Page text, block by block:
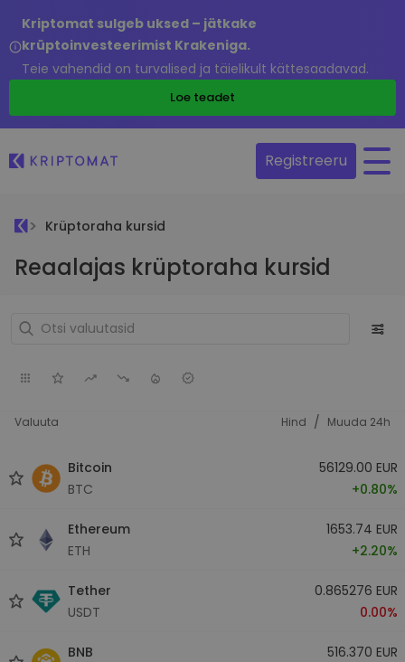
Kriptomat sulgeb uksed – jätkake
krüptoinvesteerimist Krakeniga.
Teie vahendid on turvalised ja täielikult kättesaadavad.
Loe teadet
Registreeru
Krüptoraha kursid
Reaalajas krüptoraha kursid
Valuuta Hind / Muuda 24h
Bitcoin
BTC
56129.00 EUR
+0.80%
Ethereum
ETH
1653.74 EUR
+2.20%
Tether
USDT
0.865276 EUR
0.00%
BNB
516.370 EUR